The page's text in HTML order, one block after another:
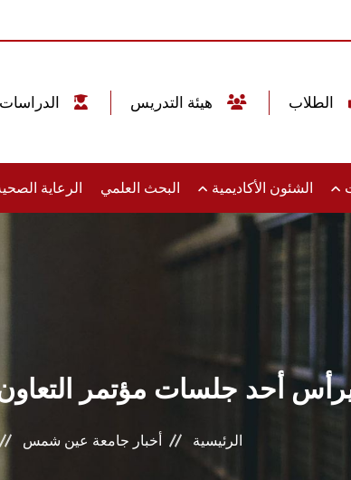
الشئون الأكاديمية البحث العلمي الرعاية
أحد جلسات مؤتمر التعاون
الرئيسية أخبار جامعة عين شمس